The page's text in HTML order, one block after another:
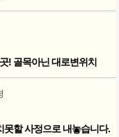
! 골목아닌 대로변위치
못할 사정으로 내놓습니다.